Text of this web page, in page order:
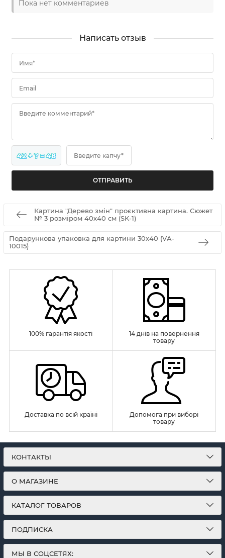
Пока нет комментариев
Написать отзыв
Имя*
Email
Введите комментарий*
42 + ? = 48 Введите капчу*
Картина "Дерево змін" проєктивна картина. Сюжет
№ 3 розміром 40х40 см (SK-1)
Подарункова упаковка для картини 30х40 (VA-
10015)
100% гарантія якості
14 днів на повернення
товару
Доставка по всій країні
Допомога при виборі
товару
КОНТАКТЫ
О МАГАЗИНЕ
КАТАЛОГ ТОВАРОВ
ПОДПИСКА
МЫ В СОЦСЕТЯХ: